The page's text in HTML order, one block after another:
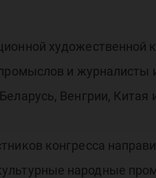
художественной
и журналисты
Венгрии, Китая
конгресса
народные